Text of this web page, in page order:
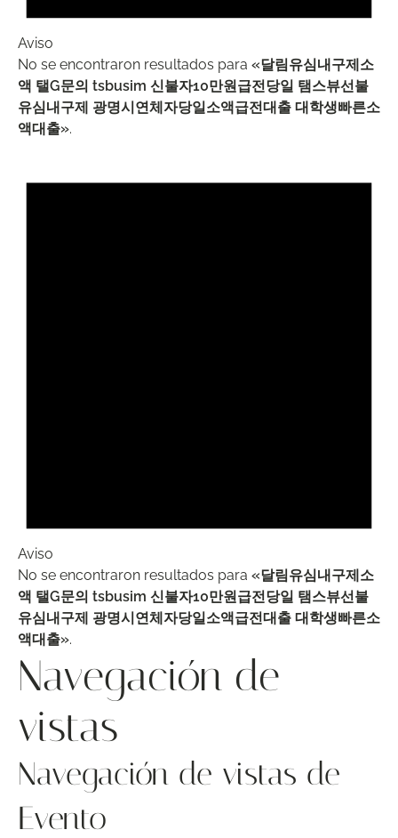
Aviso
No se encontraron resultados para «달림유심내구제소
액 탤G문의 tsbusim 신불자10만원급전당일 탬스뷰선불
유심내구제 광명시연체자당일소액급전대출 대학생빠른소
액대출».
Aviso
No se encontraron resultados para «달림유심내구제소
액 탤G문의 tsbusim 신불자10만원급전당일 탬스뷰선불
유심내구제 광명시연체자당일소액급전대출 대학생빠른소
액대출».
Navegación de
vistas
Navegación de vistas de
Evento